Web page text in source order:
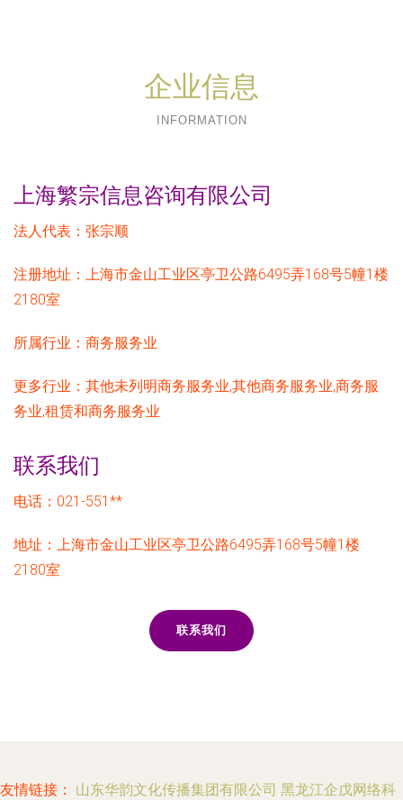
企业信息
INFORMATION
上海繁宗信息咨询有限公司
法人代表： 张宗顺
注册地址： 上海市金山工业区亭卫公路6495弄168号5幢1楼
2180室
所属行业： 商务服务业
更多行业： 其他未列明商务服务业,其他商务服务业,商务服
务业,租赁和商务服务业
联系我们
电话：021-551**
地址：上海市金山工业区亭卫公路6495弄168号5幢1楼
2180室
联系我们
友情链接： 山东华韵文化传播集团有限公司 黑龙江企戊网络科